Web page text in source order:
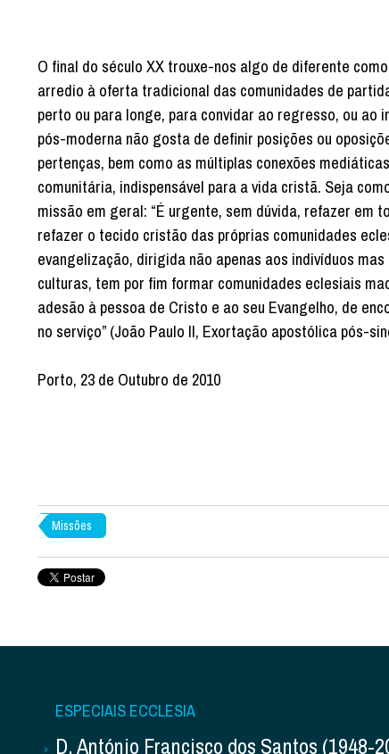
O final do século XX trouxe-nos algo de diferente
arredio à oferta tradicional das comunidades de
perto ou para longe, para convidar ao regresso, ou
pós-moderna não gosta de definir posições ou
pertenças, bem como as múltiplas conexões
comunitária, indispensável para a vida cristã. Seja
missão em geral: “É urgente, sem dúvida, refazer em
refazer o tecido cristão das próprias comunidades
evangelização, dirigida não apenas aos indivíduos
culturas, tem por fim formar comunidades eclesiais
adesão à pessoa de Cristo e ao seu Evangelho, de
no serviço” (João Paulo II, Exortação apostólica pós-
Porto, 23 de Outubro de 2010
Missões
ESPECIAIS ECCLESIA
D. António Francisco dos Santos (1948-